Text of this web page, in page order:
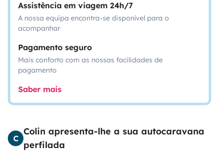
Assistência em viagem 24h/7
A nossa equipa encontra-se disponível para o
acompanhar
Pagamento seguro
Mais conforto com as nossas facilidades de
pagamento
Saber mais
C
Colin apresenta-lhe a sua autocaravana
perfilada